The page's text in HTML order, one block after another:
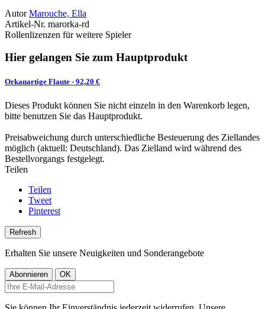
Autor Marouche, Ella
Artikel-Nr. marorka-rd
Rollenlizenzen für weitere Spieler
Hier gelangen Sie zum Hauptprodukt
Orkanartige Flaute - 92,20 €
Dieses Produkt können Sie nicht einzeln in den Warenkorb legen,
bitte benutzen Sie das Hauptprodukt.
Preisabweichung durch unterschiedliche Besteuerung des Ziellandes
möglich (aktuell: Deutschland). Das Zielland wird während des
Bestellvorgangs festgelegt.
Teilen
Teilen
Tweet
Pinterest
Erhalten Sie unsere Neuigkeiten und Sonderangebote